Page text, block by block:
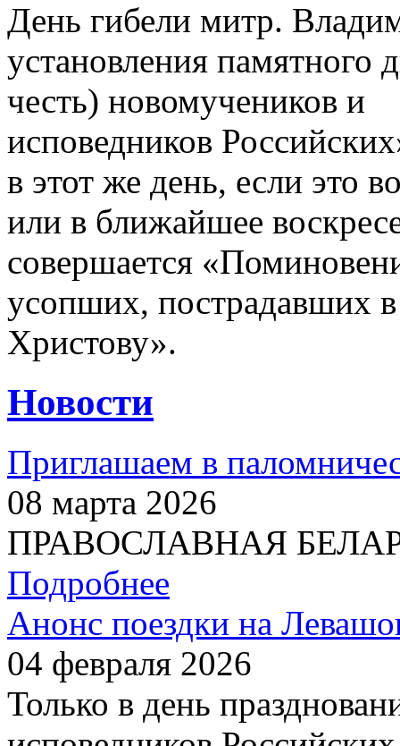
День гибели митр.
установления памятного
честь) новомучеников и
исповедников
в этот же день, если это
или в ближайшее
совершается
усопших, пострадавших в
Христову».
Новости
Приглашаем в
08 марта 2026
ПРАВОСЛАВНАЯ
Подробнее
Анонс поездки на
04 февраля 2026
Только в день